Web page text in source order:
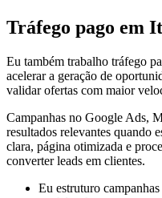
Tráfego pago em
Eu também trabalho tráfego
acelerar a geração de
validar ofertas com maior
Campanhas no Google Ads,
resultados relevantes quando
clara, página otimizada e
converter leads em clientes.
Eu estruturo